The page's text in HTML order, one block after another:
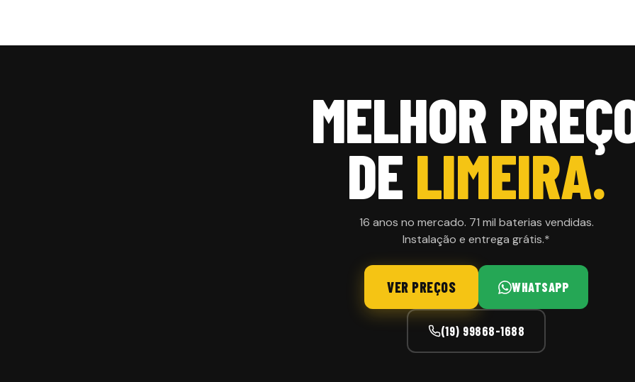
MELHOR
DELIMEIRA.
16 anos no mercado. 71 mil baterias vendidas.
Instalação e entrega grátis.*
VER PREÇOS WHATSAPP
(19) 99868-1688